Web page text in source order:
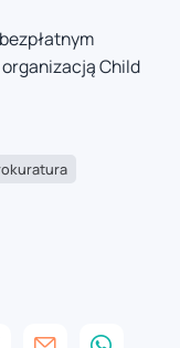
Child